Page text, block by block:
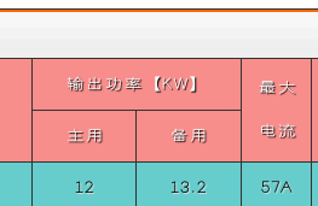
噪
音
输出功率【KW】 最大
电流
主用 备用
12 13.2 57A